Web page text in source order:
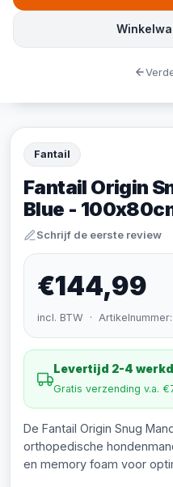
Fantail
Fantail Origin
Blue -
Schrijf de eerste review
€144,99
incl. BTW · Artikelnummer:
Levertijd 2-4
Gratis verzending v.a.
De Fantail Origin Snug
orthopedische
en memory foam voor